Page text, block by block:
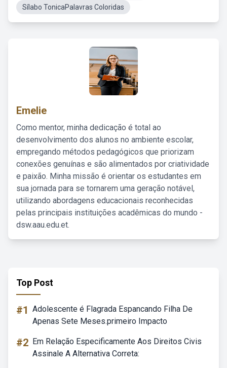
Sílabo TonicaPalavras Coloridas
Emelie
Como mentor, minha dedicação é total ao
desenvolvimento dos alunos no ambiente escolar,
empregando métodos pedagógicos que priorizam
conexões genuínas e são alimentados por criatividade
e paixão. Minha missão é orientar os estudantes em
sua jornada para se tornarem uma geração notável,
utilizando abordagens educacionais reconhecidas
pelas principais instituições acadêmicas do mundo -
dsw.aau.edu.et.
Top Post
#1 Adolescente é Flagrada Espancando Filha De
Apenas Sete Meses.primeiro Impacto
#2 Em Relação Especificamente Aos Direitos Civis
Assinale A Alternativa Correta: